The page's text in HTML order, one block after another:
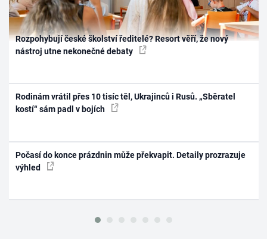
Rozpohybují české školství ředitelé? Resort věří, že nový
nástroj utne nekonečné debaty
Rodinám vrátil přes 10 tisíc těl, Ukrajinců i Rusů. „Sběratel
kostí“ sám padl v bojích
Počasí do konce prázdnin může překvapit. Detaily prozrazuje
výhled